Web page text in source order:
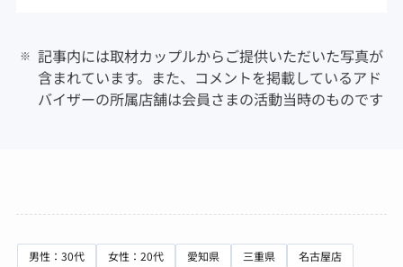
記事内には取材カップルからご提供いただいた写真が
含まれています。また、コメントを掲載しているアド
バイザーの所属店舗は会員さまの活動当時のものです
男性：30代 女性：20代 愛知県 三重県 名古屋店